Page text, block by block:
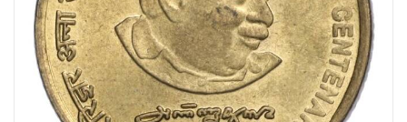
Юбилейные монеты Банка России (с 1999 года)
Памятные и инвестиционные монеты СССР и России
Иностранные монеты